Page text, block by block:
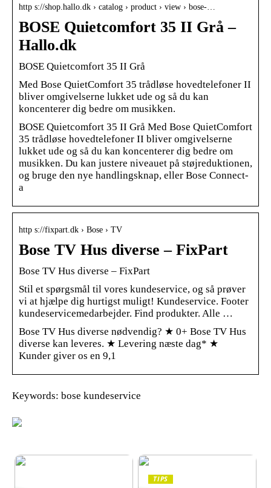
http s://shop.hallo.dk › catalog › product › view › bose-…
BOSE Quietcomfort 35 II Grå –
Hallo.dk
BOSE Quietcomfort 35 II Grå
Med Bose QuietComfort 35 trådløse hovedtelefoner II
bliver omgivelserne lukket ude og så du kan
koncenterer dig bedre om musikken.
BOSE Quietcomfort 35 II Grå Med Bose QuietComfort
35 trådløse hovedtelefoner II bliver omgivelserne
lukket ude og så du kan koncenterer dig bedre om
musikken. Du kan justere niveauet på støjreduktionen,
og bruge den nye handlingsknap, eller Bose Connect-
a
http s://fixpart.dk › Bose › TV
Bose TV Hus diverse – FixPart
Bose TV Hus diverse – FixPart
Stil et spørgsmål til vores kundeservice, og så prøver
vi at hjælpe dig hurtigst muligt! Kundeservice. Footer
kundeservicemedarbejder. Find produkter. Alle …
Bose TV Hus diverse nødvendig? ★ 0+ Bose TV Hus
diverse kan leveres. ★ Levering næste dag* ★
Kunder giver os en 9,1
Keywords: bose kundeservice
TIPS